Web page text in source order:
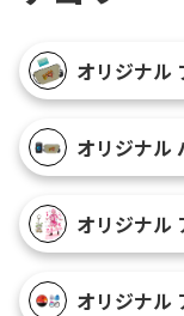
オリジナル
オリジナル
オリジナル
オリジナル